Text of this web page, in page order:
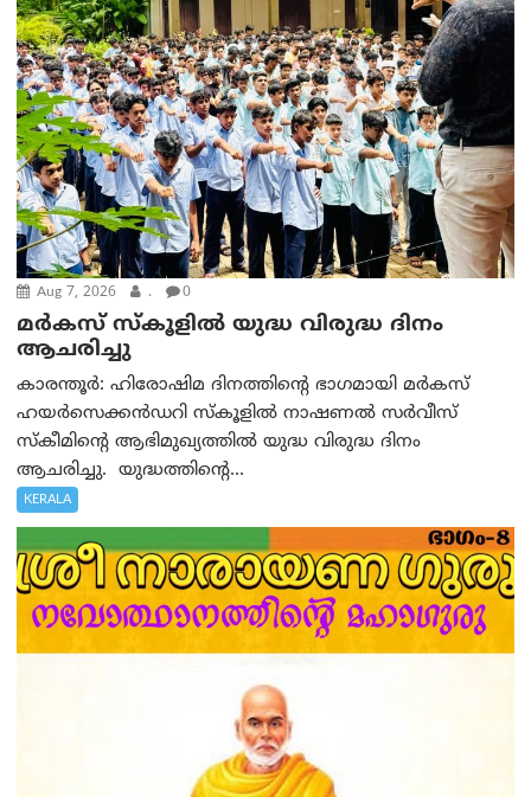
Aug 7, 2026 . 0
മർകസ് സ്കൂളിൽ യുദ്ധ വിരുദ്ധ ദിനം
ആചരിച്ചു
കാരന്തൂർ: ഹിരോഷിമ ദിനത്തിന്റെ ഭാഗമായി മർകസ്
ഹയർസെക്കൻഡറി സ്കൂളിൽ നാഷണൽ സർവീസ്
സ്കീമിന്റെ ആഭിമുഖ്യത്തിൽ യുദ്ധ വിരുദ്ധ ദിനം
ആചരിച്ചു. യുദ്ധത്തിന്റെ...
KERALA